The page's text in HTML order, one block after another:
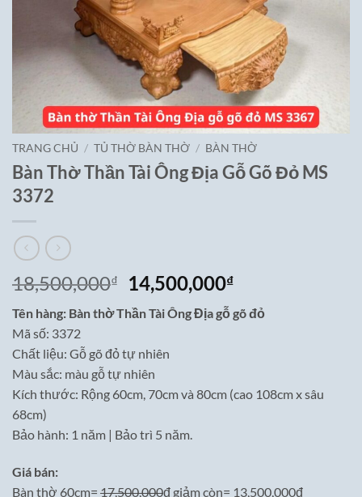
TRANG CHỦ / TỦ THỜ BÀN THỜ / BÀN THỜ
Bàn Thờ Thần Tài Ông Địa Gỗ Gõ Đỏ MS
3372
18,500,000₫
Giá
gốc
là:
14,500,000₫Giá
hiện
tại
Tên hàng: Bàn thờ Thần Tài Ông Địa gỗ gõ đỏ
Mã số: 3372
Chất liệu: Gỗ gõ đỏ tự nhiên
Màu sắc: màu gỗ tự nhiên
Kích thước: Rộng 60cm, 70cm và 80cm (cao 108cm x sâu
68cm)
Bảo hành: 1 năm | Bảo trì 5 năm.
Giá bán:
Bàn thờ 60cm= 17,500,000đ giảm còn= 13,500,000đ